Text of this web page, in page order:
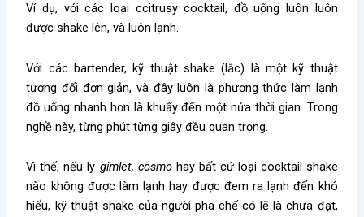
Ví dụ, với các loại ccitrusy cocktail, đồ uống luôn luôn
được shake lên, và luôn lạnh.
Với các bartender, kỹ thuật shake (lắc) là một kỹ thuật
tương đối đơn giản, và đây luôn là phương thức làm lạnh
đồ uống nhanh hơn là khuấy đến một nửa thời gian. Trong
nghề này, từng phút từng giây đều quan trọng.
Vì thế, nếu ly gimlet, cosmohay bất cứ loại cocktail shake
nào không được làm lạnh hay được đem ra lạnh đến khó
hiểu, kỹ thuật shake của người pha chế có lẽ là chưa đạt,